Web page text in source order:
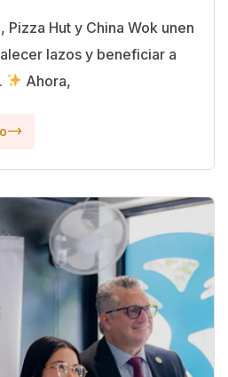
Pizza Hut y China Wok unen
lazos y beneficiar a
Ahora,